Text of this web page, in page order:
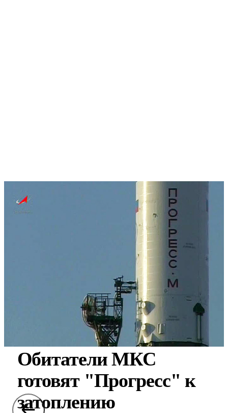
Обитатели МКС
готовят "Прогресс" к
затоплению